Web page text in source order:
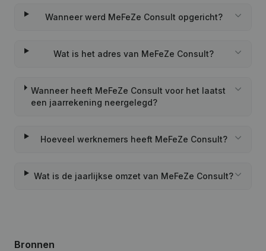
Wanneer werd MeFeZe Consult opgericht?
Wat is het adres van MeFeZe Consult?
Wanneer heeft MeFeZe Consult voor het laatst
een jaarrekening neergelegd?
Hoeveel werknemers heeft MeFeZe Consult?
Wat is de jaarlijkse omzet van MeFeZe Consult?
Bronnen